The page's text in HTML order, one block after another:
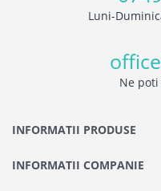
Luni-
Ne
INFORMATII PRODUSE
INFORMATII COMPANIE